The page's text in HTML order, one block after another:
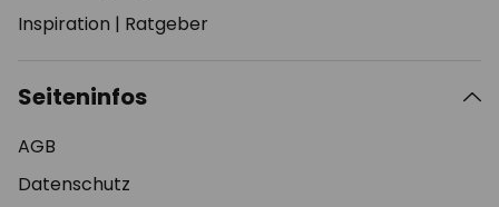
Inspiration | Ratgeber
Seiteninfos
AGB
Datenschutz